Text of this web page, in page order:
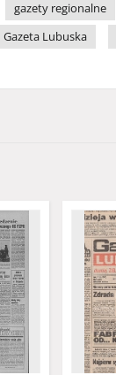
gazety regionalne
Gazeta Lubuska